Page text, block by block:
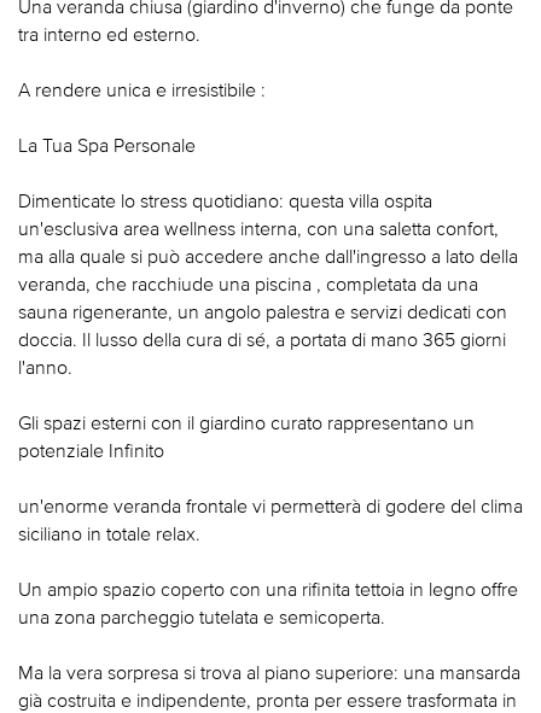
Una veranda chiusa (giardino d'inverno) che funge da ponte
tra interno ed esterno.
A rendere unica e irresistibile :
La Tua Spa Personale
Dimenticate lo stress quotidiano: questa villa ospita
un'esclusiva area wellness interna, con una saletta confort,
ma alla quale si può accedere anche dall'ingresso a lato della
veranda, che racchiude una piscina , completata da una
sauna rigenerante, un angolo palestra e servizi dedicati con
doccia. Il lusso della cura di sé, a portata di mano 365 giorni
l'anno.
Gli spazi esterni con il giardino curato rappresentano un
potenziale Infinito
un'enorme veranda frontale vi permetterà di godere del clima
siciliano in totale relax.
Un ampio spazio coperto con una rifinita tettoia in legno offre
una zona parcheggio tutelata e semicoperta.
Ma la vera sorpresa si trova al piano superiore: una mansarda
già costruita e indipendente, pronta per essere trasformata in